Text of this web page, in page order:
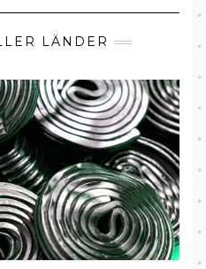
Navigation
LÄNDER